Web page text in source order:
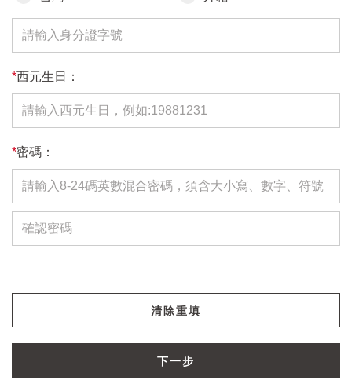
*西元生日：
*密碼：